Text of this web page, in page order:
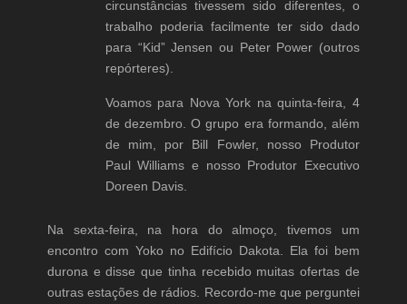
circunstâncias tivessem sido diferentes, o
trabalho poderia facilmente ter sido dado
para “Kid” Jensen ou Peter Power (outros
repórteres).
Voamos para Nova York na quinta-feira, 4
de dezembro. O grupo era formando, além
de mim, por Bill Fowler, nosso Produtor
Paul Williams e nosso Produtor Executivo
Doreen Davis.
Na sexta-feira, na hora do almoço, tivemos um
encontro com Yoko no Edifício Dakota. Ela foi bem
durona e disse que tinha recebido muitas ofertas de
outras estações de rádios. Recordo-me que perguntei